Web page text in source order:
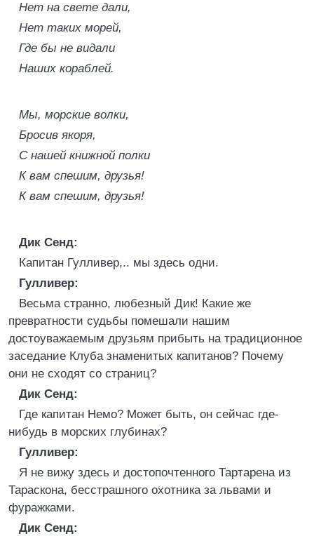
Нет на свете дали,
Нет таких морей,
Где бы не видали
Наших кораблей.
Мы, морские волки,
Бросив якоря,
С нашей книжной полки
К вам спешим, друзья!
К вам спешим, друзья!
Дик Сенд:
Капитан Гулливер,.. мы здесь одни.
Гулливер:
Весьма странно, любезный Дик! Какие же
превратности судьбы помешали нашим
достоуважаемым друзьям прибыть на традиционное
заседание Клуба знаменитых капитанов? Почему
они не сходят со страниц?
Дик Сенд:
Где капитан Немо? Может быть, он сейчас где-
нибудь в морских глубинах?
Гулливер:
Я не вижу здесь и достопочтенного Тартарена из
Тараскона, бесстрашного охотника за львами и
фуражками.
Дик Сенд: